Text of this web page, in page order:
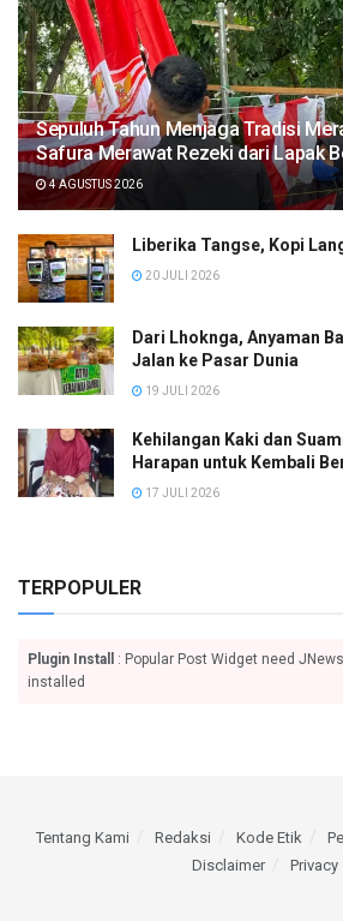
Sepuluh Tahun Menjaga Tradisi
Safura Merawat Rezeki dari Lapak
4 AGUSTUS 2026
Liberika Tangse, Kopi
20 JULI 2026
Dari Lhoknga, Anyaman
Jalan ke Pasar Dunia
19 JULI 2026
Kehilangan Kaki dan
Harapan untuk Kembali
17 JULI 2026
TERPOPULER
Plugin Install
: Popular Post Widget need
installed
Tentang Kami Redaksi Kode Etik
Disclaimer
Privacy